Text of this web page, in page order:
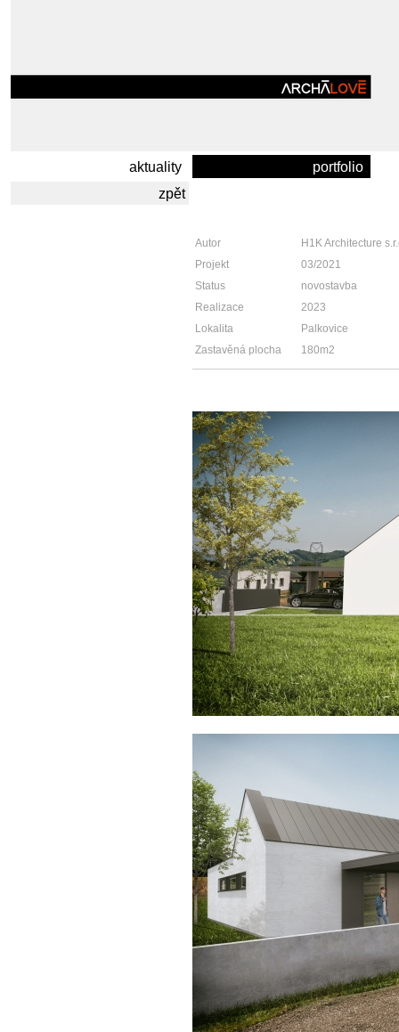
aktuality
portfolio
zpět
Autor
H1K Architecture
Projekt
03/2021
Status
novostavba
Realizace
2023
Lokalita
Palkovice
Zastavěná plocha
180m2